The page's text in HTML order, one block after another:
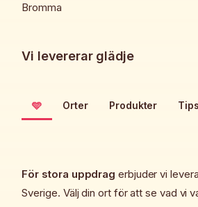
Bromma
Vi levererar glädje
🩵 Orter Produkter Tips
För stora uppdrag erbjuder vi
Sverige. Välj din ort för att se vad vi